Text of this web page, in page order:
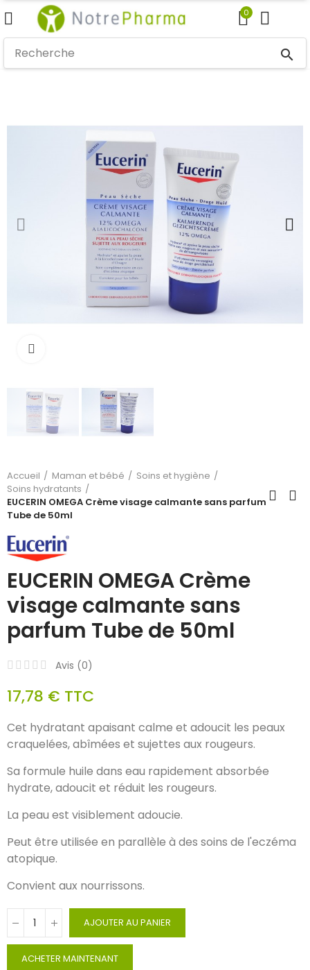
0
search
Accueil Maman et bébé
Soins et hygiène
Soins hydratants
EUCERIN OMEGA Crème visage calmante sans parfum
Tube de 50ml
EUCERIN OMEGA Crème
visage calmante sans
parfum Tube de 50ml
Avis (0)
17,78 € TTC
Cet hydratant apaisant calme et adoucit les peaux
craquelées, abîmées et sujettes aux rougeurs.
Sa formule huile dans eau rapidement absorbée
hydrate, adoucit et réduit les rougeurs.
La peau est visiblement adoucie.
Peut être utilisée en parallèle à des soins de l'eczéma
atopique.
Convient aux nourrissons.
AJOUTER AU PANIER
ACHETER MAINTENANT